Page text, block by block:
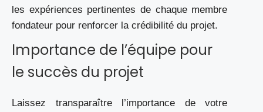
les expériences pertinentes de chaque membre
fondateur pour renforcer la crédibilité du projet.
Importance de l’équipe pour
le succès du projet
Laissez transparaître l’importance de votre